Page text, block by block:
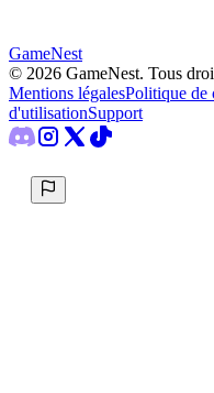
GameNest
© 2026 GameNest. Tous
Mentions légalesPolitique de
d'utilisationSupport